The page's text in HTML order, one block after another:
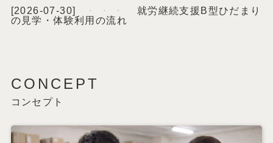
[2026-07-30]
就労継続支援B型ひだまり
の見学・体験利用の流れ
[2026-07-27]
の見学・体験利用の流れ
[2026-07-20]
就労継続支援B型スタイル
サポートラボひだまりの見学・体験利用の流れ
CONCEPT
コンセプト